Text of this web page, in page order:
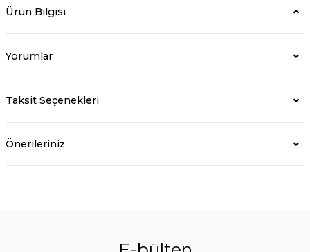
Ürün Bilgisi
Yorumlar
Taksit Seçenekleri
Önerileriniz